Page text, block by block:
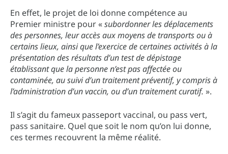
En effet, le projet de loi donne compétence au
Premier ministre pour «subordonner les déplacements
des personnes, leur accès aux moyens de transports ou à
certains lieux, ainsi que l’exercice de certaines activités à la
présentation des résultats d’un test de dépistage
établissant que la personne n’est pas affectée ou
contaminée, au suivi d’un traitement préventif, y compris à
l’administration d’un vaccin, ou d’un traitement curatif. ».
Il s’agit du fameux passeport vaccinal, ou pass vert,
pass sanitaire. Quel que soit le nom qu’on lui donne,
ces termes recouvrent la même réalité.